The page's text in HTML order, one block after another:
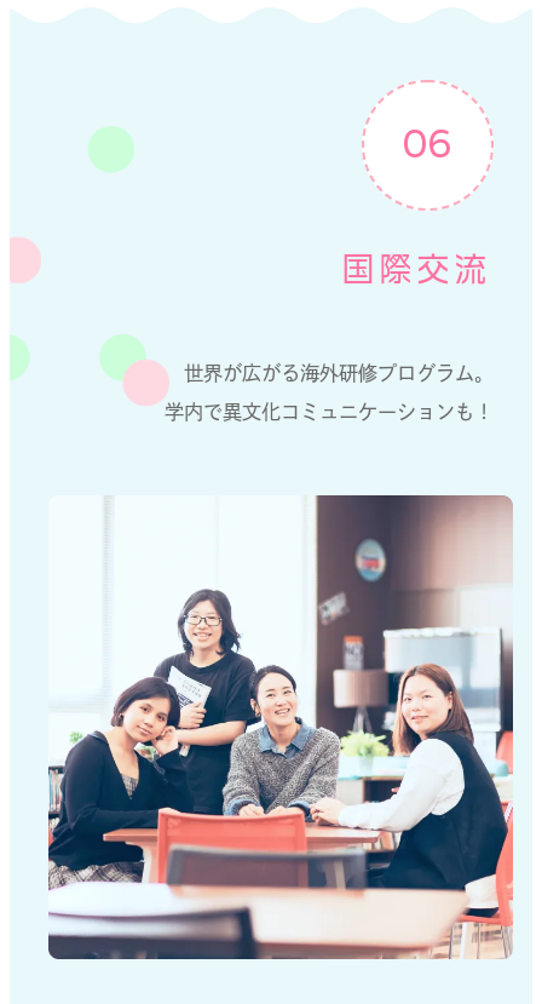
06
国際交流
世界が広がる海外研修プログラム。
学内で異文化コミュニケーションも！